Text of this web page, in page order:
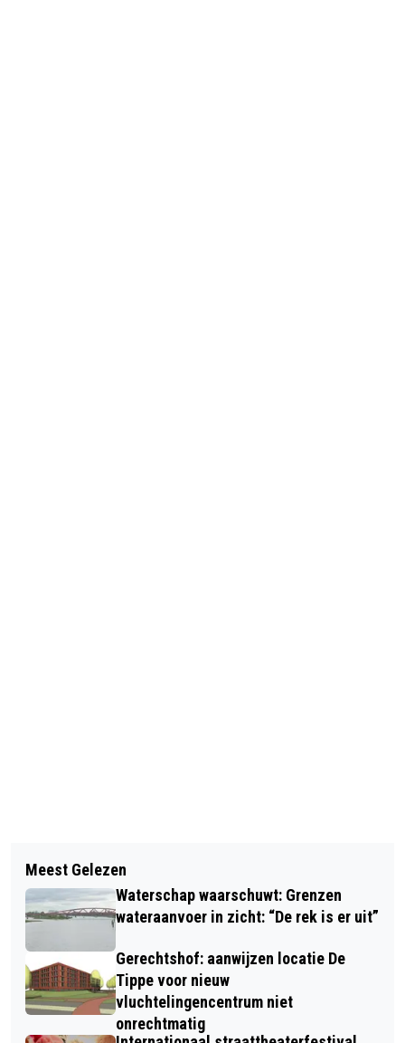
OOK NA CORONA: ‘KANTOOR WORDT
ONTMOETINGSPLEK, THUISWERKEN IS
PRODUCTIEVER’
KVIK ZWOLLE GEOPEND AAN DE
DIEZERKADE
Meest Gelezen
Waterschap waarschuwt: Grenzen
wateraanvoer in zicht: “De rek is er uit”
Gerechtshof: aanwijzen locatie De
Tippe voor nieuw
vluchtelingencentrum niet
onrechtmatig